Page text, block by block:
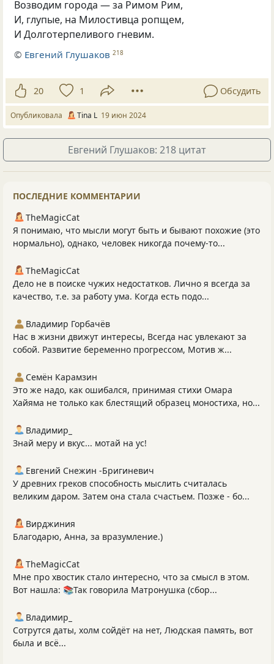
Возводим города — за Римом Рим,
И, глупые, на Милостивца ропщем,
И Долготерпеливого гневим.
© Евгений Глушаков 218
20 1 Обсудить
Опубликовала Tina L 19 июн 2024
Евгений Глушаков: 218 цитат
ПОСЛЕДНИЕ КОММЕНТАРИИ
TheMagicCat
Я понимаю, что мысли могут быть и бывают похожие (это
нормально), однако, человек никогда почему-то...
TheMagicCat
Дело не в поиске чужих недостатков. Лично я всегда за
качество, т.е. за работу ума. Когда есть подо...
Владимир Горбачёв
Нас в жизни движут интересы, Всегда нас увлекают за
собой. Развитие беременно прогрессом, Мотив ж...
Семён Карамзин
Это же надо, как ошибался, принимая стихи Омара
Хайяма не только как блестящий образец моностиха, но...
Владимир_
Знай меру и вкус... мотай на ус!
Евгений Снежин -Бригиневич
У древних греков способность мыслить считалась
великим даром. Затем она стала счастьем. Позже - бо...
Вирджиния
Благодарю, Анна, за вразумление.)
TheMagicCat
Мне про хвостик стало интересно, что за смысл в этом.
Вот нашла: 📚Так говорила Матронушка (сбор...
Владимир_
Сотрутся даты, холм сойдёт на нет, Людская память, вот
была и всё...